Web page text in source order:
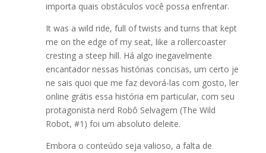
importa quais obstáculos você possa enfrentar.
It was a wild ride, full of twists and turns that kept
me on the edge of my seat, like a rollercoaster
cresting a steep hill. Há algo inegavelmente
encantador nessas histórias concisas, um certo je
ne sais quoi que me faz devorá-las com gosto, ler
online grátis essa história em particular, com seu
protagonista nerd Robô Selvagem (The Wild
Robot, #1) foi um absoluto deleite.
Embora o conteúdo seja valioso, a falta de